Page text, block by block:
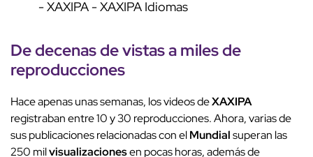
- XAXIPA - XAXIPA Idiomas
De decenas de vistas a miles de
reproducciones
Hace apenas unas semanas, los videos deXAXIPA
registraban entre 10 y 30 reproducciones. Ahora, varias de
sus publicaciones relacionadas con elMundialsuperan las
250 milvisualizacionesen pocas horas, además de